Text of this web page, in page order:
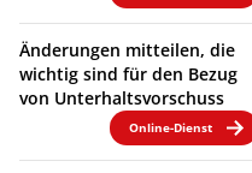
Änderungen mitteilen, die
wichtig sind für den Bezug
von Unterhaltsvorschuss
Online-Dienst